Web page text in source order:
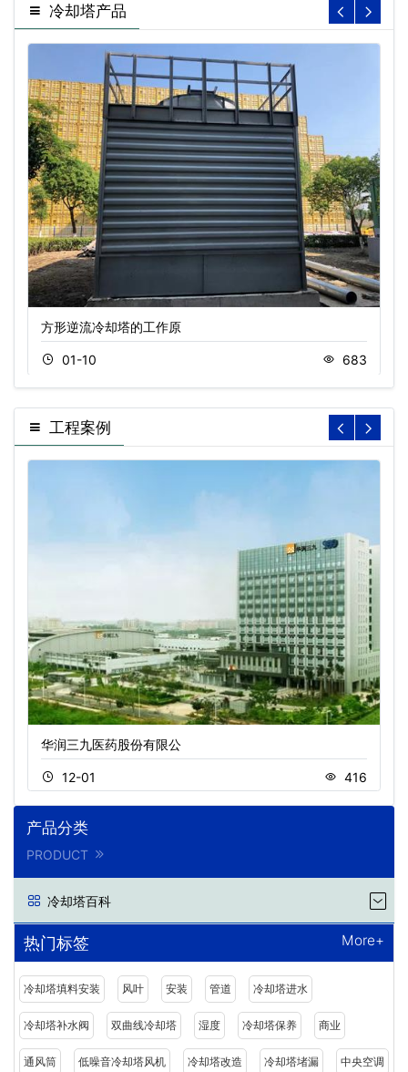
冷却塔产品
方形逆流冷却塔的工作原
01-10 683
工程案例
华润三九医药股份有限公
12-01 416
产品分类
PRODUCT
冷却塔百科
热门标签 More+
冷却塔填料安装 风叶 安装 管道 冷却塔进水
冷却塔补水阀 双曲线冷却塔 湿度 冷却塔保养 商业
通风筒 低噪音冷却塔风机 冷却塔改造 冷却塔堵漏 中央空调